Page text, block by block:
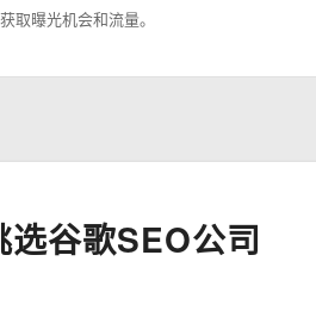
取曝光机会和流量。
谷歌SEO公司